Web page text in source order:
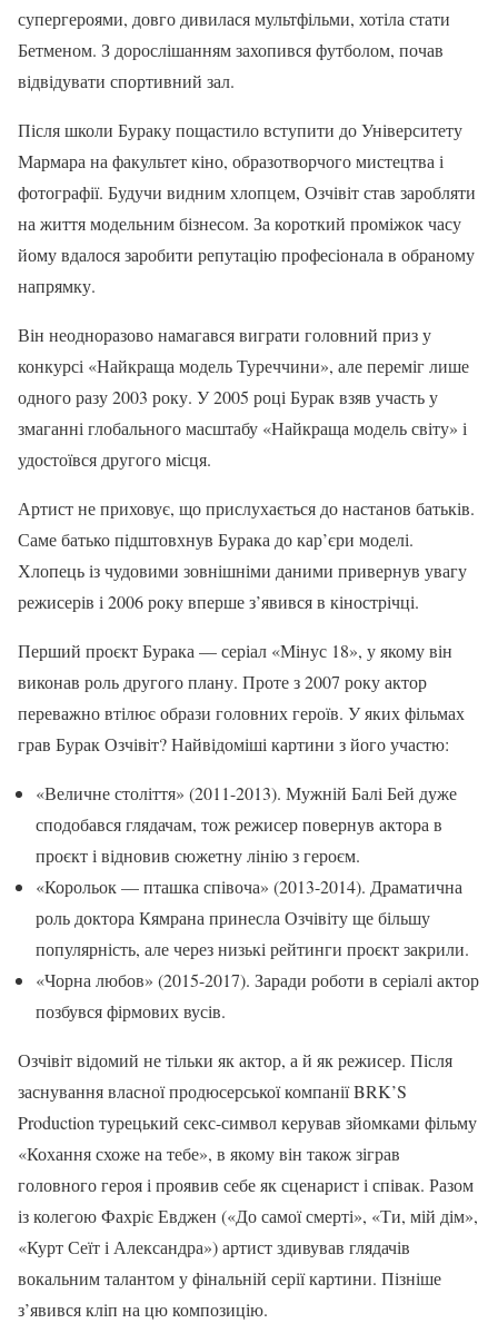
супергероями, довго дивилася мультфільми, хотіла стати
Бетменом. З дорослішанням захопився футболом, почав
відвідувати спортивний зал.
Після школи Бураку пощастило вступити до Університету
Мармара на факультет кіно, образотворчого мистецтва і
фотографії. Будучи видним хлопцем, Озчівіт став заробляти
на життя модельним бізнесом. За короткий проміжок часу
йому вдалося заробити репутацію професіонала в обраному
напрямку.
Він неодноразово намагався виграти головний приз у
конкурсі «Найкраща модель Туреччини», але переміг лише
одного разу 2003 року. У 2005 році Бурак взяв участь у
змаганні глобального масштабу «Найкраща модель світу» і
удостоївся другого місця.
Артист не приховує, що прислухається до настанов батьків.
Саме батько підштовхнув Бурака до кар’єри моделі.
Хлопець із чудовими зовнішніми даними привернув увагу
режисерів і 2006 року вперше з’явився в кінострічці.
Перший проєкт Бурака — серіал «Мінус 18», у якому він
виконав роль другого плану. Проте з 2007 року актор
переважно втілює образи головних героїв. У яких фільмах
грав Бурак Озчівіт? Найвідоміші картини з його участю:
«Величне століття» (2011-2013). Мужній Балі Бей дуже
сподобався глядачам, тож режисер повернув актора в
проєкт і відновив сюжетну лінію з героєм.
«Корольок — пташка співоча» (2013-2014). Драматична
роль доктора Кямрана принесла Озчівіту ще більшу
популярність, але через низькі рейтинги проєкт закрили.
«Чорна любов» (2015-2017). Заради роботи в серіалі актор
позбувся фірмових вусів.
Озчівіт відомий не тільки як актор, а й як режисер. Після
заснування власної продюсерської компанії BRK’S
Production турецький секс-символ керував зйомками фільму
«Кохання схоже на тебе», в якому він також зіграв
головного героя і проявив себе як сценарист і співак. Разом
із колегою Фахріє Евджен («До самої смерті», «Ти, мій дім»,
«Курт Сеїт і Александра») артист здивував глядачів
вокальним талантом у фінальній серії картини. Пізніше
з’явився кліп на цю композицію.